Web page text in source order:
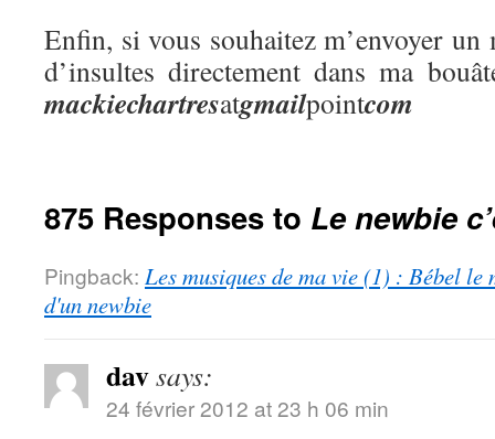
Enfin, si vous souhaitez m’envoyer
d’insultes directement dans ma
mackiechartresatgmailpointcom
875 Responses to Le newbie
Pingback: Les musiques de ma vie (1) : Bébel le
d'un newbie
davsays:
24 février 2012 at 23 h 06 min